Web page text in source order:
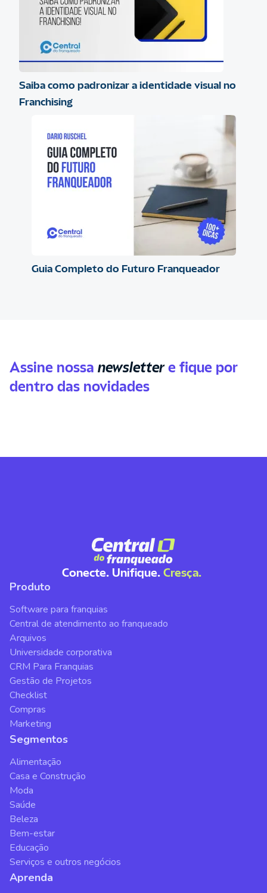
Saiba como padronizar a identidade visual no
Franchising
Guia Completo do Futuro Franqueador
Assine nossa newslettere fique por
dentro das novidades
Conecte. Unifique. Cresça.
Produto
Software para franquias
Central de atendimento ao franqueado
Arquivos
Universidade corporativa
CRM Para Franquias
Gestão de Projetos
Checklist
Compras
Marketing
Segmentos
Alimentação
Casa e Construção
Moda
Saúde
Beleza
Bem-estar
Educação
Serviços e outros negócios
Aprenda